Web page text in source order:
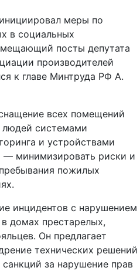
меры по
в социальных
посты депутата
производителей
к главе Минтруда РФ А.
всех помещений
системами
и устройствами
— минимизировать риски и
пожилых
инцидентов с нарушением
домах престарелых,
Он предлагает
технических решений
за нарушение прав